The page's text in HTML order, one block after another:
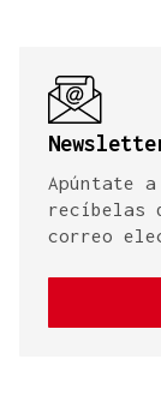
Apúntate
recíbelas
correo